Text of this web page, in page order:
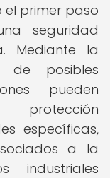
el primer paso
seguridad
Mediante la
de posibles
pueden
protección
específicas,
a la
industriales